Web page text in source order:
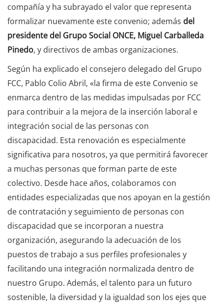
compañía y ha subrayado el valor que representa
formalizar nuevamente este convenio; además del
presidente del Grupo Social ONCE, Miguel Carballeda
Pinedo, y directivos de ambas organizaciones.
Según ha explicado el consejero delegado del Grupo
FCC, Pablo Colio Abril, «la firma de este Convenio se
enmarca dentro de las medidas impulsadas por FCC
para contribuir a la mejora de la inserción laboral e
integración social de las personas con
discapacidad. Esta renovación es especialmente
significativa para nosotros, ya que permitirá favorecer
a muchas personas que forman parte de este
colectivo. Desde hace años, colaboramos con
entidades especializadas que nos apoyan en la gestión
de contratación y seguimiento de personas con
discapacidad que se incorporan a nuestra
organización, asegurando la adecuación de los
puestos de trabajo a sus perfiles profesionales y
facilitando una integración normalizada dentro de
nuestro Grupo. Además, el talento para un futuro
sostenible, la diversidad y la igualdad son los ejes que